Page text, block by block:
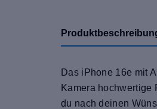
Das iPhone 16e mit
Kamera hochwertige
du nach deinen